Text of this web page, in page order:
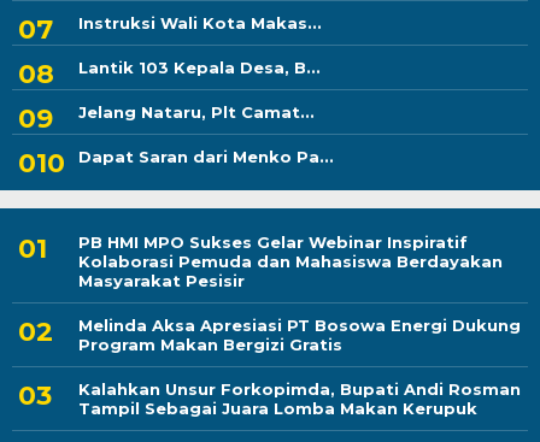
Instruksi Wali Kota Makas...
Lantik 103 Kepala Desa, B...
Jelang Nataru, Plt Camat...
Dapat Saran dari Menko Pa...
PB HMI MPO Sukses Gelar Webinar Inspiratif
Kolaborasi Pemuda dan Mahasiswa Berdayakan
Masyarakat Pesisir
Melinda Aksa Apresiasi PT Bosowa Energi Dukung
Program Makan Bergizi Gratis
Kalahkan Unsur Forkopimda, Bupati Andi Rosman
Tampil Sebagai Juara Lomba Makan Kerupuk